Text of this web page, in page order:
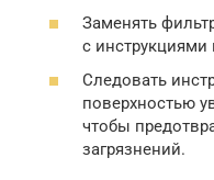
Заменять
с инструкциями
Следовать
поверхностью
чтобы
загрязнений.